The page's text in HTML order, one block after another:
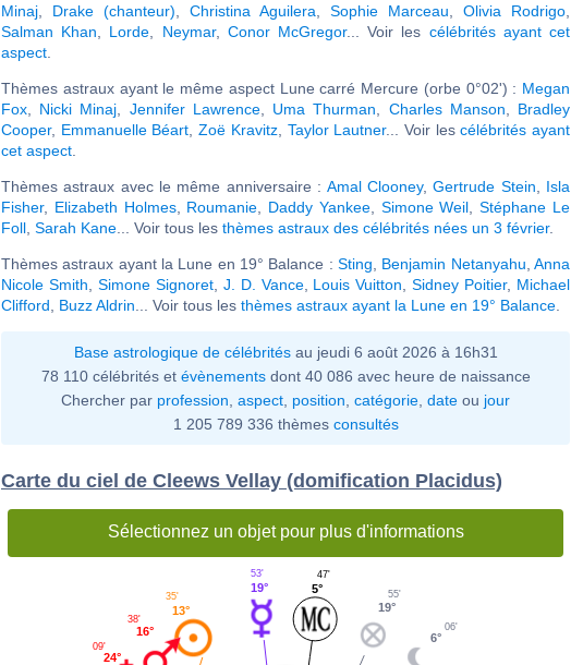
Minaj
Drake (chanteur) Christina Aguilera Sophie Marceau Olivia Rodrigo
Salman Khan
Lorde Neymar, Conor McGregor... Voir les célébrités ayant cet
aspect
Thèmes astraux ayant le même aspect Lune carré Mercure (orbe 0°02') : Megan
Fox
Nicki Minaj Jennifer Lawrence, Uma Thurman Charles Manson
Bradley
Cooper, Emmanuelle Béart ,Zoë Kravitz, Taylor Lautner... Voir lescélébrités ayant
cet aspect
Thèmes astraux avec le même anniversaire : Amal Clooney,Gertrude Stein
Isla
Fisher, Elizabeth Holmes, Roumanie Daddy Yankee, Simone Weil ,Stéphane Le
Foll Sarah Kane ... Voir tous les thèmes astraux des célébrités nées un 3 février.
Thèmes astraux ayant la Lune en 19° Balance : Sting Benjamin Netanyahu ,Anna
Nicole Smith
Simone Signoret, J. D. Vance, Louis Vuitton ,Sidney Poitier, Michael
Clifford
Buzz Aldrin ... Voir tous les thèmes astraux ayant la Lune en 19° Balance
Base astrologique de célébritésau jeudi 6 août 2026 à 16h31
78 110 célébrités et évènementsdont 40 086 avec heure de naissance
Chercher par profession aspect position catégorie date ou jour
1 205 789 336 thèmes consultés
Carte du ciel de Cleews Vellay (domification Placidus)
Sélectionnez un objet pour plus d'informations
6°
06'
19°
55'
5°
47'
19°
53'
13°
35'
16°
38'
24°
09'